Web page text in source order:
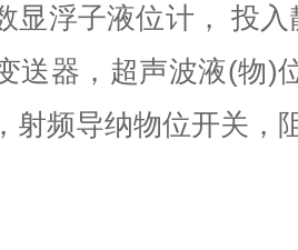
显浮子液位计， 投
送器，超声波液(物)
射频导纳物位开关，